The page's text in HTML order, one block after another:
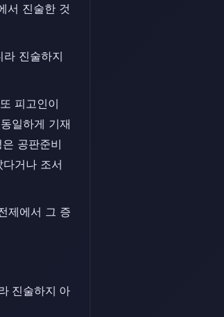
서 진술한 것
진술하지
피고인이
일하게 기재
공판준비
거나 조서
제에서 그 증
진술하지 아